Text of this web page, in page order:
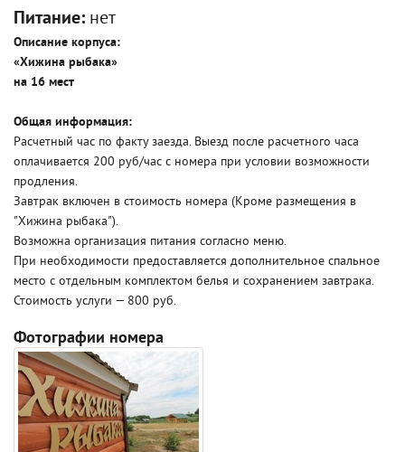
Питание: нет
Описание корпуса:
«Хижина рыбака»
на 16 мест
Общая информация:
Расчетный час по факту заезда. Выезд после расчетного часа
оплачивается 200 руб/час с номера при условии возможности
продления.
Завтрак включен в стоимость номера (Кроме размещения в
"Хижина рыбака").
Возможна организация питания согласно меню.
При необходимости предоставляется дополнительное спальное
место с отдельным комплектом белья и сохранением завтрака.
Стоимость услуги — 800 руб.
Фотографии номера